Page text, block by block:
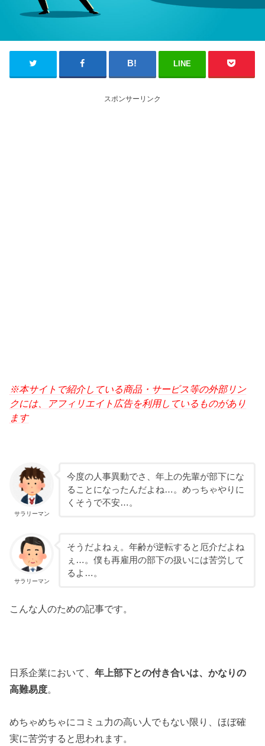
LINE
スポンサーリンク
※本サイトで紹介している商品・サービス等の外部リン
クには、アフィリエイト広告を利用しているものがあり
ます
サラリーマン
今度の人事異動でさ、年上の先輩が部下にな
ることになったんだよね…。めっちゃやりに
くそうで不安…。
サラリーマン
そうだよねぇ。年齢が逆転すると厄介だよね
ぇ…。僕も再雇用の部下の扱いには苦労して
るよ…。
こんな人のための記事です。
日系企業において、年上部下との付き合いは、かなりの
高難易度。
めちゃめちゃにコミュ力の高い人でもない限り、ほぼ確
実に苦労すると思われます。